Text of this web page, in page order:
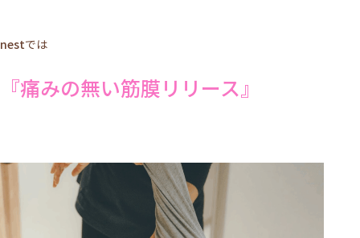
nestでは
『痛みの無い筋膜リリース』